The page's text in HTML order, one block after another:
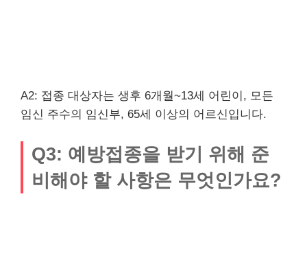
A2: 접종 대상자는 생후 6개월~13세 어린이, 모든
임신 주수의 임신부, 65세 이상의 어르신입니다.
Q3: 예방접종을 받기 위해 준
비해야 할 사항은 무엇인가요?